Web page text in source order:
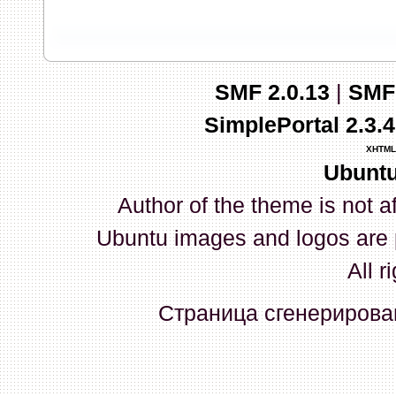
03 Апреля 2026, 10:02:33
whookey:GenKass: с
03 Апреля 2026, 05:22:56
GenKass:По тому же
02 Апреля 2026, 12:56:37
GenKass:Всем доброго
серии (6592) 1-1245, 3-
прошить до 7926, чтобы
Атол 11 видится в системе
SMF 2.0.13|
SimplePortal
XHTML
Author of the theme is not
Ubuntu images and logos
All
Страница